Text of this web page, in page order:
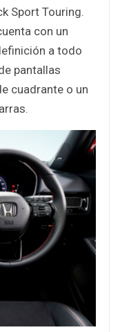
Sport Touring.
con un
a todo
pantallas
cuadrante o un